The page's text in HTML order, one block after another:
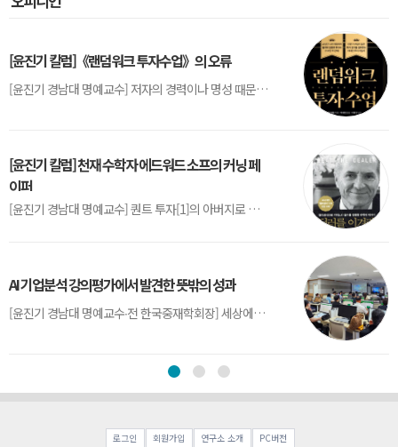
[윤진기 칼럼]《랜덤워크 투자수업》의 오류
[윤진기 경남대 명예교수] 저자의 경력이나 명성 때문인지 2020년에 번역 출판된 《랜덤워크 투자수업》(A Random Walk Down Wall Street) 12판은 표지부터가 거창하다. ‘45년간 12번 개정하며 철저히 검증한 투자서’, ‘전문가 부럽지 않은 투자 감각을 길러주는 위대한 투자지침서’ 라는 은빛 광고문구로 독자를 유혹한다.[1] 출판 50주...
[윤진기 칼럼] 천재 수학자 에드워드 소프의 커닝 페
이퍼
[윤진기 경남대 명예교수] 퀀트 투자[1]의 아버지로 불리는 에드워드 소프(Edward O. Thorp)는 수학계에서 천재로 알려진 인물이다. 그는 수학자이지만, 투자 업계에도 여러 가지 흥미로운 일화를 남겼다.수학을 이용하여 카지노를 이길 수 있는지가 궁금했던 그는 동료 교수가 소개해 준 블랙잭(Blackjack) 전략의 핵심을 손바닥 크기의 종이에 요...
AI 기업분석 강의평가에서 발견한 뜻밖의 성과
[윤진기 경남대 명예교수∙전 한국중재학회장] 세상에는 우연처럼 보이지만 인류의 진보를 이끌어낸 사건들이 있다. 영국의 알렉산더 플레밍(Alexander Fleming)이 곰팡이 핀 페트리 접시(Petri dish)를 버리지 않고[1] 관찰해 페니실린을 발견한 것은 그 대표적 사례다. 무심히 지나쳤다면 결코 없었을 혁신이었다.지난 7월 5일, 필자가 개발한 기업...
로그인 회원가입 연구소 소개 PC버전